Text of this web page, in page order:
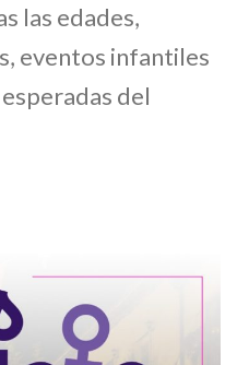
las edades,
eventos infantiles
del